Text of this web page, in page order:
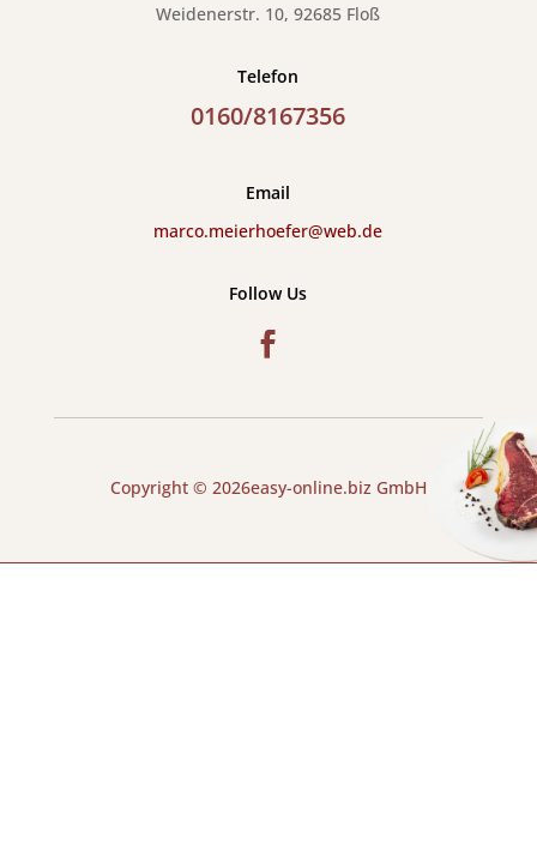
Weidenerstr. 10, 92685 Floß
Telefon
0160/8167356
Email
marco.meierhoefer@web.de
Follow Us
Copyright © 2026easy-online.biz GmbH